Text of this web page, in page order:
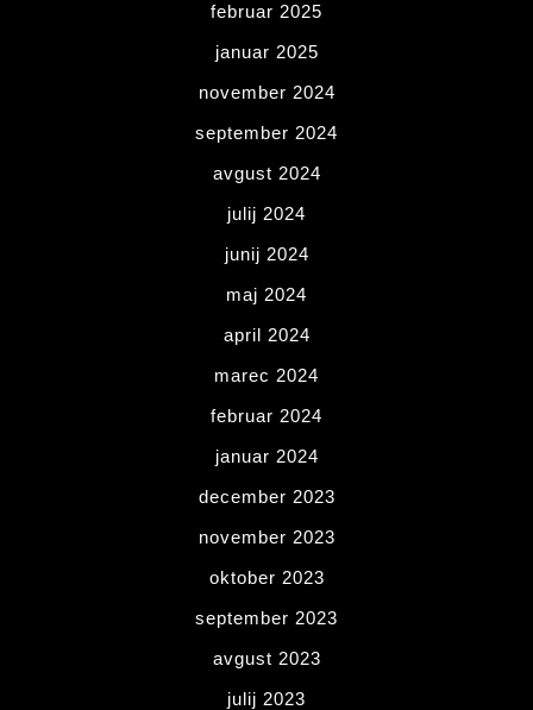
februar 2025
januar 2025
november 2024
september 2024
avgust 2024
julij 2024
junij 2024
maj 2024
april 2024
marec 2024
februar 2024
januar 2024
december 2023
november 2023
oktober 2023
september 2023
avgust 2023
julij 2023